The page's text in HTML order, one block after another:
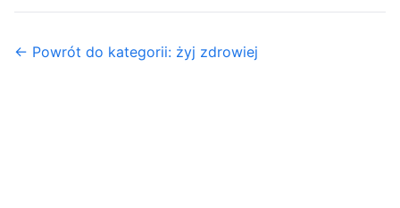
← Powrót do kategorii: żyj zdrowiej